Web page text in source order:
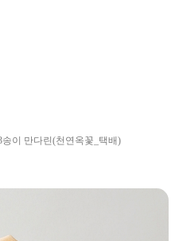
이 만다린(천연옥꽃_택배)